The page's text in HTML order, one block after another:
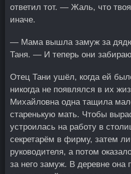
ответил тот. — Жаль, что
иначе.
— Мама вышла замуж за
Таня. — И теперь они
Отец Тани ушёл, когда ей
никогда не появлялся в их
Михайловна одна тащила
старенькую мать. Чтобы
устроилась на работу в
секретарём в фирму, затем
руководителя, а потом
за него замуж. В деревне она